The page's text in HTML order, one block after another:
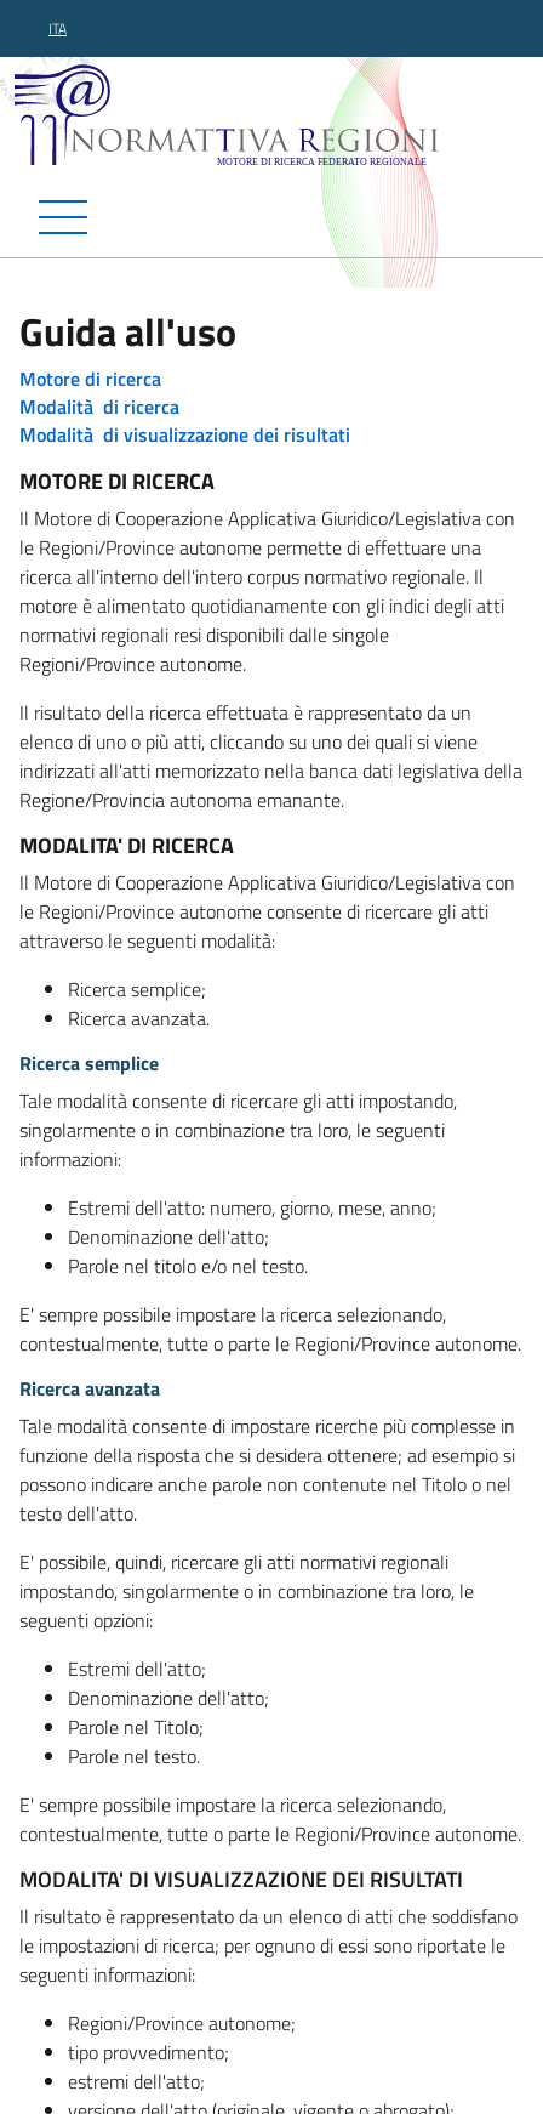
ITA
Normattiva Regioni -
Guida all'uso
Motore di ricerca
Modalità di ricerca
Modalità di visualizzazione dei risultati
MOTORE DI RICERCA
Il Motore di Cooperazione Applicativa Giuridico/Legislativa con
le Regioni/Province autonome permette di effettuare una
ricerca all'interno dell'intero corpus normativo regionale. Il
motore è alimentato quotidianamente con gli indici degli atti
normativi regionali resi disponibili dalle singole
Regioni/Province autonome.
Il risultato della ricerca effettuata è rappresentato da un
elenco di uno o più atti, cliccando su uno dei quali si viene
indirizzati all'atti memorizzato nella banca dati legislativa della
Regione/Provincia autonoma emanante.
MODALITA' DI RICERCA
Il Motore di Cooperazione Applicativa Giuridico/Legislativa con
le Regioni/Province autonome consente di ricercare gli atti
attraverso le seguenti modalità:
Ricerca semplice;
Ricerca avanzata.
Ricerca semplice
Tale modalità consente di ricercare gli atti impostando,
singolarmente o in combinazione tra loro, le seguenti
informazioni:
Estremi dell'atto: numero, giorno, mese, anno;
Denominazione dell'atto;
Parole nel titolo e/o nel testo.
E' sempre possibile impostare la ricerca selezionando,
contestualmente, tutte o parte le Regioni/Province autonome.
Ricerca avanzata
Tale modalità consente di impostare ricerche più complesse in
funzione della risposta che si desidera ottenere; ad esempio si
possono indicare anche parole non contenute nel Titolo o nel
testo dell'atto.
E' possibile, quindi, ricercare gli atti normativi regionali
impostando, singolarmente o in combinazione tra loro, le
seguenti opzioni:
Estremi dell'atto;
Denominazione dell'atto;
Parole nel Titolo;
Parole nel testo.
E' sempre possibile impostare la ricerca selezionando,
contestualmente, tutte o parte le Regioni/Province autonome.
MODALITA' DI VISUALIZZAZIONE DEI RISULTATI
Il risultato è rappresentato da un elenco di atti che soddisfano
le impostazioni di ricerca; per ognuno di essi sono riportate le
seguenti informazioni:
Regioni/Province autonome;
tipo provvedimento;
estremi dell'atto;